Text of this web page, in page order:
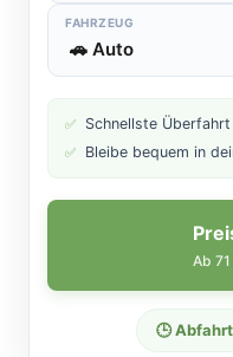
FAHRZEUG
✅ Schnellste
✅ Bleibe bequem in
Ab
🕒